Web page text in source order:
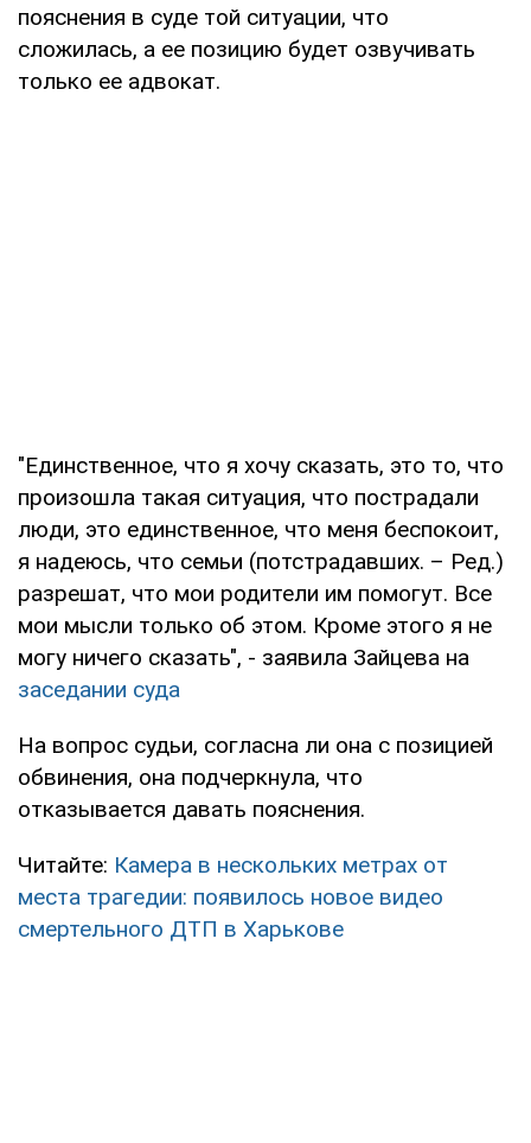
пояснения в суде той ситуации, что
сложилась, а ее позицию будет озвучивать
только ее адвокат.
"Единственное, что я хочу сказать, это то, что
произошла такая ситуация, что пострадали
люди, это единственное, что меня беспокоит,
я надеюсь, что семьи (потстрадавших. – Ред.)
разрешат, что мои родители им помогут. Все
мои мысли только об этом. Кроме этого я не
могу ничего сказать", - заявила Зайцева на
заседании суда
На вопрос судьи, согласна ли она с позицией
обвинения, она подчеркнула, что
отказывается давать пояснения.
Читайте: Камера в нескольких метрах от
места трагедии: появилось новое видео
смертельного ДТП в Харькове